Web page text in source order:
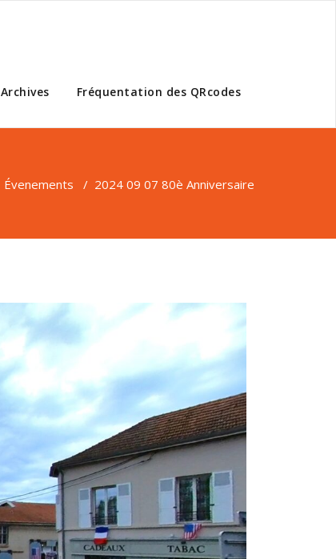
Archives Fréquentation des QRcodes
Évenements / 2024 09 07 80è Anniversaire